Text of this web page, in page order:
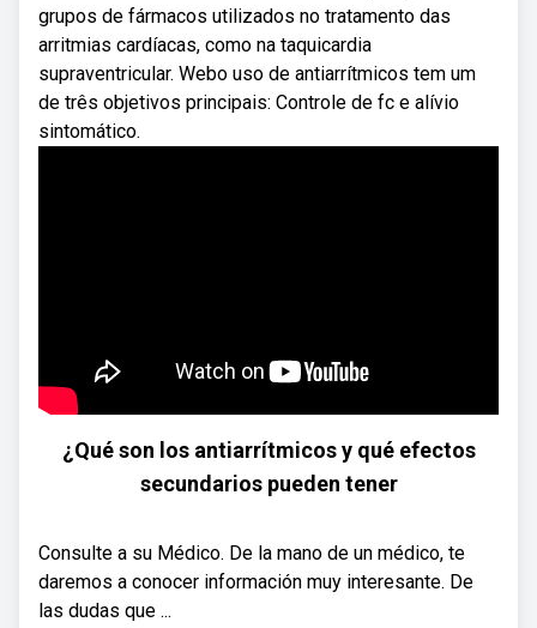
grupos de fármacos utilizados no tratamento das
arritmias cardíacas, como na taquicardia
supraventricular. Webo uso de antiarrítmicos tem um
de três objetivos principais: Controle de fc e alívio
sintomático.
¿Qué son los antiarrítmicos y qué efectos
secundarios pueden tener
Consulte a su Médico. De la mano de un médico, te
daremos a conocer información muy interesante. De
las dudas que ...